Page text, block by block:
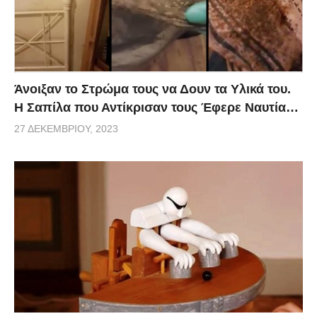
Άνοιξαν το Στρώμα τους να Δουν τα Υλικά του.
Η Σαπίλα που Αντίκρισαν τους Έφερε Ναυτία…
27 ΔΕΚΕΜΒΡΊΟΥ, 2023